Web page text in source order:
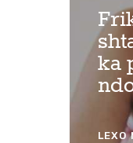
ka
LEXO